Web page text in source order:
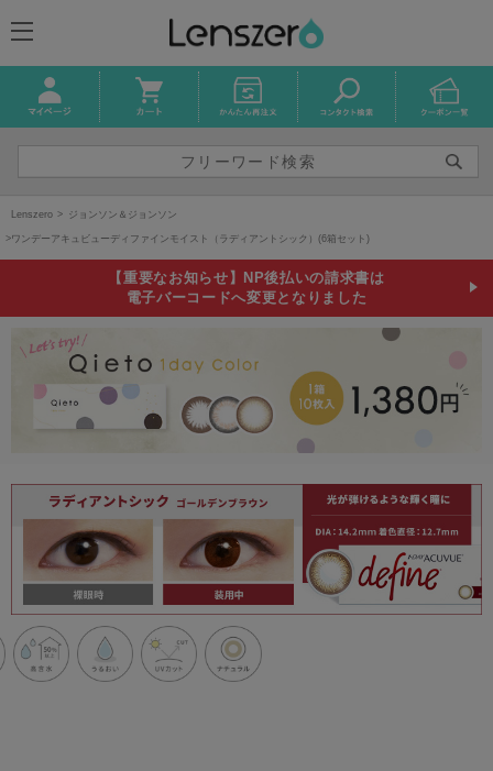
Lenszero ジョンソン＆ジョンソン
ワンデーアキュビューディファインモイスト（ラディアントシック）(6箱セット)
【重要なお知らせ】NP後払いの請求書は
電子バーコードへ変更となりました